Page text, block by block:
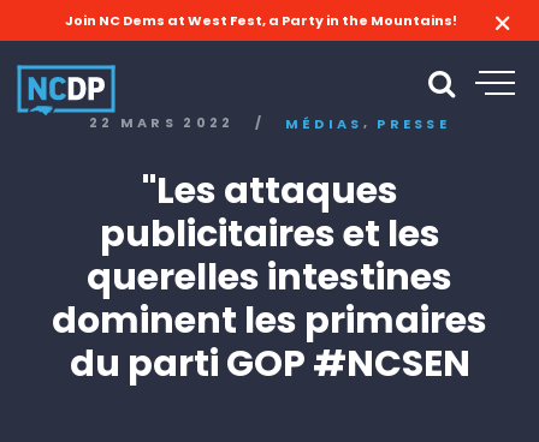
Join NC Dems at West Fest, a Party in the Mountains!
22 MARS 2022 / MÉDIAS , PRESSE
"Les attaques
publicitaires et les
querelles intestines
dominent les primaires
du parti GOP #NCSEN